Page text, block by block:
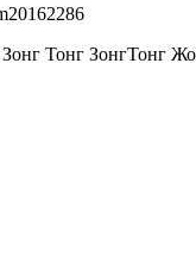
Тонг ЗонгТонг